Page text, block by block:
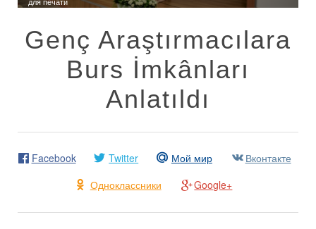
Genç Araştırmacılara
Burs İmkânları
Anlatıldı
Facebook Twitter Мой мир
Вконтакте
Одноклассники
Google+